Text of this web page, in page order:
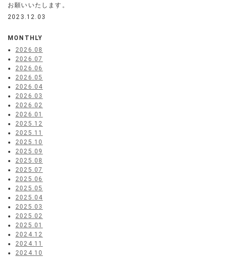
お願いいたします。
2023.12.03
MONTHLY
2026.08
2026.07
2026.06
2026.05
2026.04
2026.03
2026.02
2026.01
2025.12
2025.11
2025.10
2025.09
2025.08
2025.07
2025.06
2025.05
2025.04
2025.03
2025.02
2025.01
2024.12
2024.11
2024.10